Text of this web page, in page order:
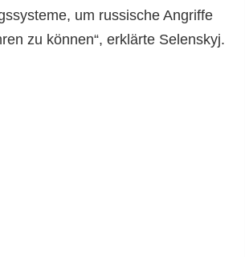
um russische Angriffe
zu können“, erklärte Selenskyj.